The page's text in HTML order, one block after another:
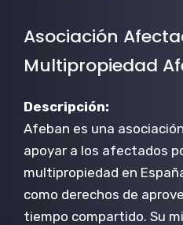
Asociación
Multipropiedad
Descripción:
Afeban es una
apoyar a los afectados
multipropiedad en
como derechos de
tiempo compartido. Su